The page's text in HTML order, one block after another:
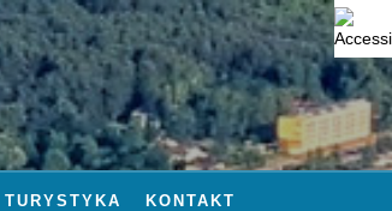
TURYSTYKA KONTAKT